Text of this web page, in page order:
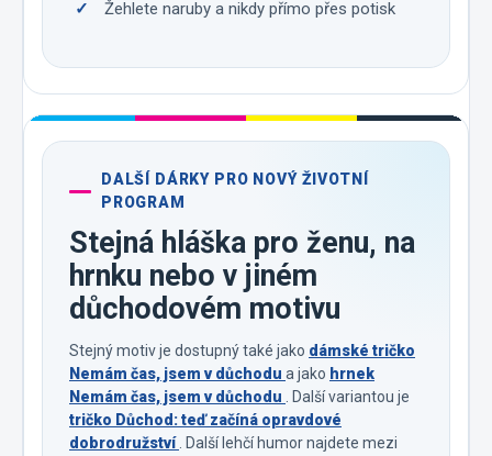
Žehlete naruby a nikdy přímo přes potisk
DALŠÍ DÁRKY PRO NOVÝ ŽIVOTNÍ
PROGRAM
Stejná hláška pro ženu, na
hrnku nebo v jiném
důchodovém motivu
Stejný motiv je dostupný také jako dámské tričko
Nemám čas, jsem v důchodu a jako hrnek
Nemám čas, jsem v důchodu . Další variantou je
tričko Důchod: teď začíná opravdové
dobrodružství. Další lehčí humor najdete mezi